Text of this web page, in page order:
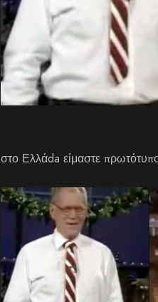
στο Ελλάda είμαστε